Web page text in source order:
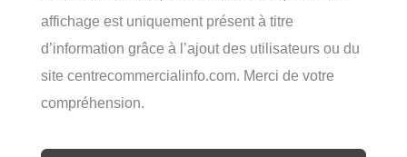
affichage est uniquement présent à titre
d’information grâce à l’ajout des utilisateurs ou du
site centrecommercialinfo.com. Merci de votre
compréhension.